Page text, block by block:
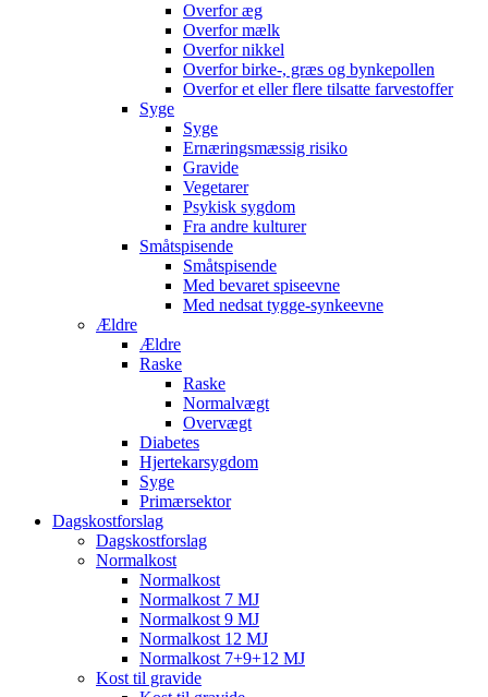
Overfor æg
Overfor mælk
Overfor nikkel
Overfor birke-, græs og bynkepollen
Overfor et eller flere tilsatte farvestoffer
Syge
Syge
Ernæringsmæssig risiko
Gravide
Vegetarer
Psykisk sygdom
Fra andre kulturer
Småtspisende
Småtspisende
Med bevaret spiseevne
Med nedsat tygge-synkeevne
Ældre
Ældre
Raske
Raske
Normalvægt
Overvægt
Diabetes
Hjertekarsygdom
Syge
Primærsektor
Dagskostforslag
Dagskostforslag
Normalkost
Normalkost
Normalkost 7 MJ
Normalkost 9 MJ
Normalkost 12 MJ
Normalkost 7+9+12 MJ
Kost til gravide